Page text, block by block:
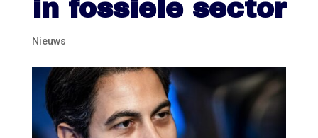
in fossiele sector
Nieuws